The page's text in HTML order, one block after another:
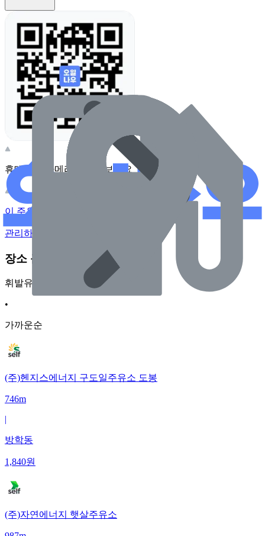
휴대전화 카메라로 찍어보세요
이 주유소의 사장님이신가요?
관리하기
장소 근처 주유소
휘발유
•
가까운순
(주)헨지스에너지 구도일주유소 도봉
746m
|
방학동
1,840원
(주)자연에너지 햇살주유소